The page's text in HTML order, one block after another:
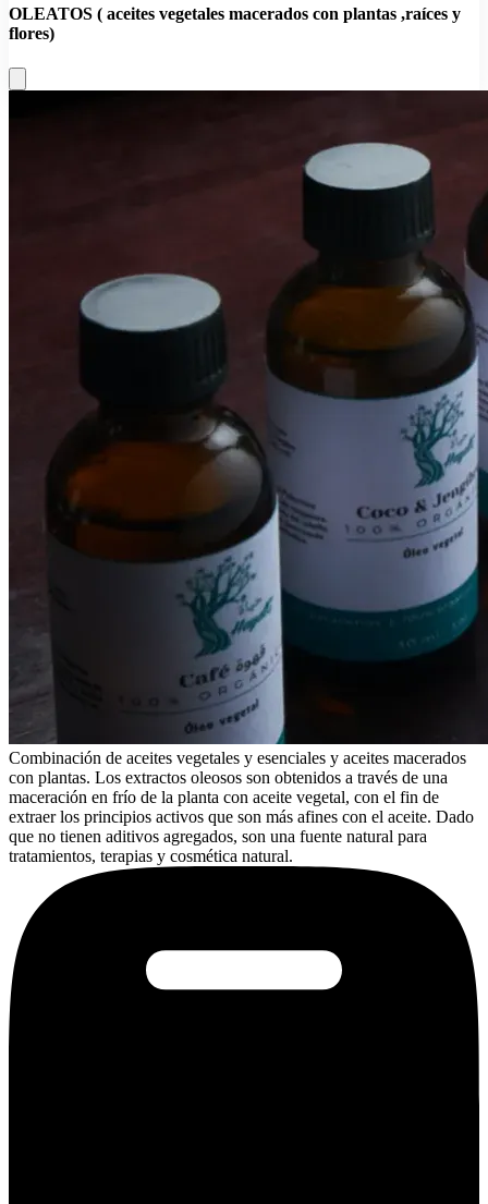
OLEATOS ( aceites vegetales macerados con plantas ,raíces y
flores)
Combinación de aceites vegetales y esenciales y aceites macerados
con plantas. Los extractos oleosos son obtenidos a través de una
maceración en frío de la planta con aceite vegetal, con el fin de
extraer los principios activos que son más afines con el aceite. Dado
que no tienen aditivos agregados, son una fuente natural para
tratamientos, terapias y cosmética natural.